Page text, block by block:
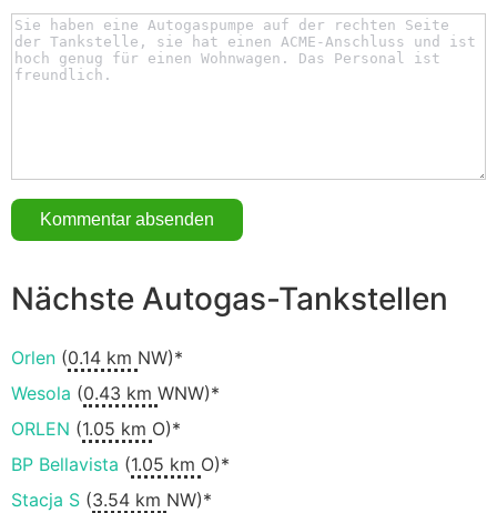
Nächste Autogas-Tankstellen
Orlen (0.14 km NW)*
Wesola (0.43 km WNW)*
ORLEN (1.05 km O)*
BP Bellavista (1.05 km O)*
Stacja S (3.54 km NW)*